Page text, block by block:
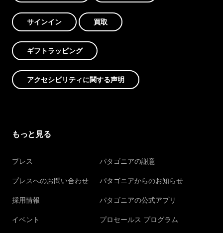
サインイン 買取
ギフトラッピング
アクセシビリティに関する声明
もっと見る
プレス
プレスへのお問い合わせ
採用情報
イベント
パタゴニアの謝意
パタゴニアからのお知らせ
パタゴニアの公式アプリ
プロセールス プログラム